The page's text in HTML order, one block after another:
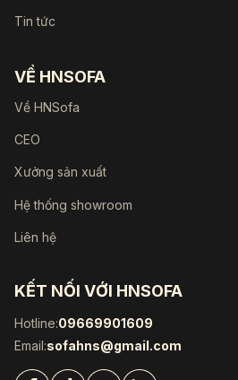
Tin tức
VỀ HNSOFA
Về HNSofa
CEO
Xưởng sản xuất
Hệ thống showroom
Liên hệ
KẾT NỐI VỚI HNSOFA
Hotline:09669901609
Email:sofahns@gmail.com